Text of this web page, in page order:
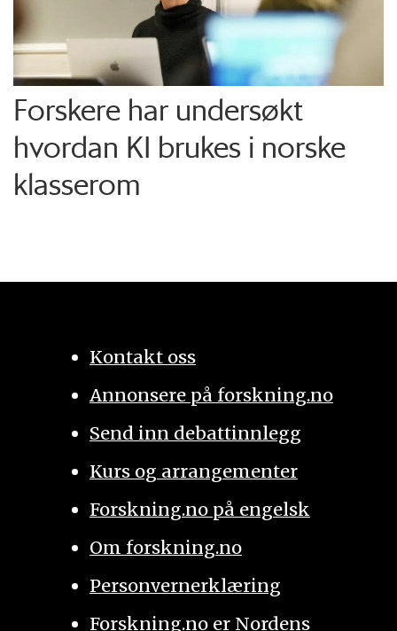
Forskere har undersøkt
hvordan KI brukes i norske
klasserom
Kontakt oss
Annonsere på forskning.no
Send inn debattinnlegg
Kurs og arrangementer
Forskning.no på engelsk
Om forskning.no
Personvernerklæring
Forskning.no er Nordens